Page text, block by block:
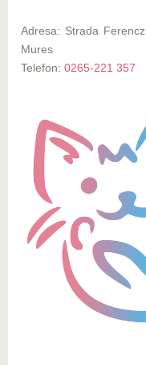
Adresa: Strada
Mures
Telefon: 0265-221 357